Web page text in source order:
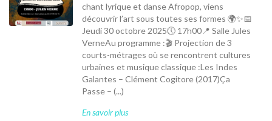
chant lyrique et danse Afropop, viens
découvrir l’art sous toutes ses formes 🌍✨📅
Jeudi 30 octobre 2025🕔 17h00📍 Salle Jules
VerneAu programme :🎬 Projection de 3
courts-métrages où se rencontrent cultures
urbaines et musique classique :Les Indes
Galantes – Clément Cogitore (2017)Ça
Passe – (...)
En savoir plus